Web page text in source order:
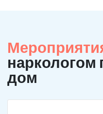
наркологом
дом